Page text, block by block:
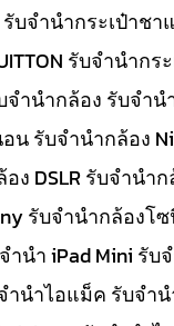
รับจำนำกระเป๋าช
รับจำนำก
จำนำกล้อง รับจำน
น รับจำนำกล้อง
ง DSLR รับจำนำ
รับจำนำกล้องโ
ำนำ iPad Mini รับ
นำไอแม็ค รับจำน